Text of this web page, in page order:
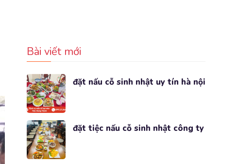
Bài viết mới
đặt nấu cỗ sinh nhật uy tín hà nội
đặt tiệc nấu cỗ sinh nhật công ty